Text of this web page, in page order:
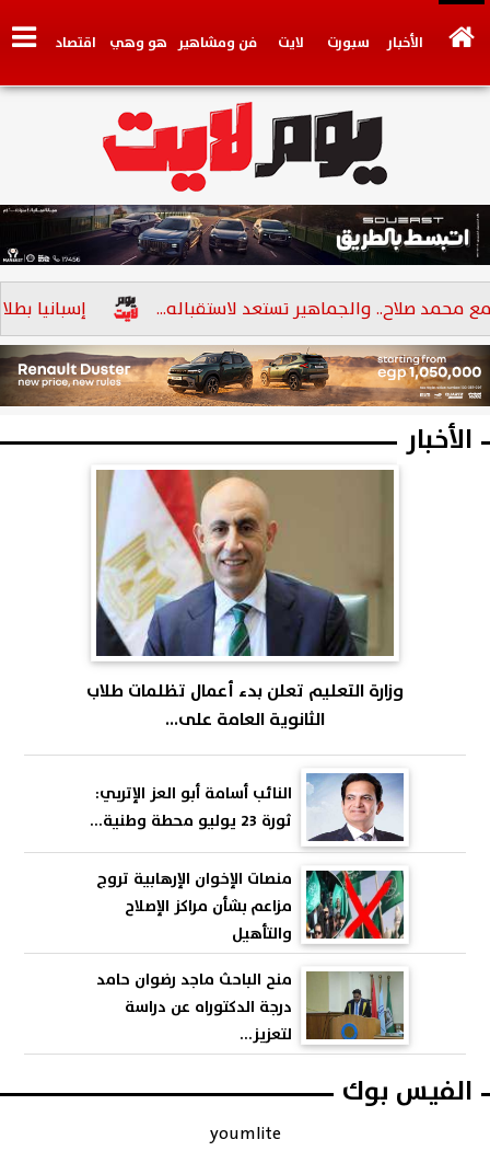
الأخبار سبورت لايت فن ومشاهير هو وهي اقتصاد
وجهات نظر فيديو سيارات
إسبانيا بطلا صلاح.. والجماهير تستعد لاستقباله...
الأخبار
وزارة التعليم تعلن بدء أعمال تظلمات طلاب
الثانوية العامة على...
النائب أسامة أبو العز الإتربي:
ثورة 23 يوليو محطة وطنية...
منصات الإخوان الإرهابية تروج
مزاعم بشأن مراكز الإصلاح
والتأهيل
منح الباحث ماجد رضوان حامد
درجة الدكتوراه عن دراسة
لتعزيز...
الفيس بوك
youmlite